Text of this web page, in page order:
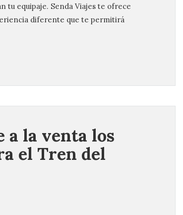
tu equipaje. Senda Viajes te ofrece
diferente que te permitirá
a la venta los
el Tren del